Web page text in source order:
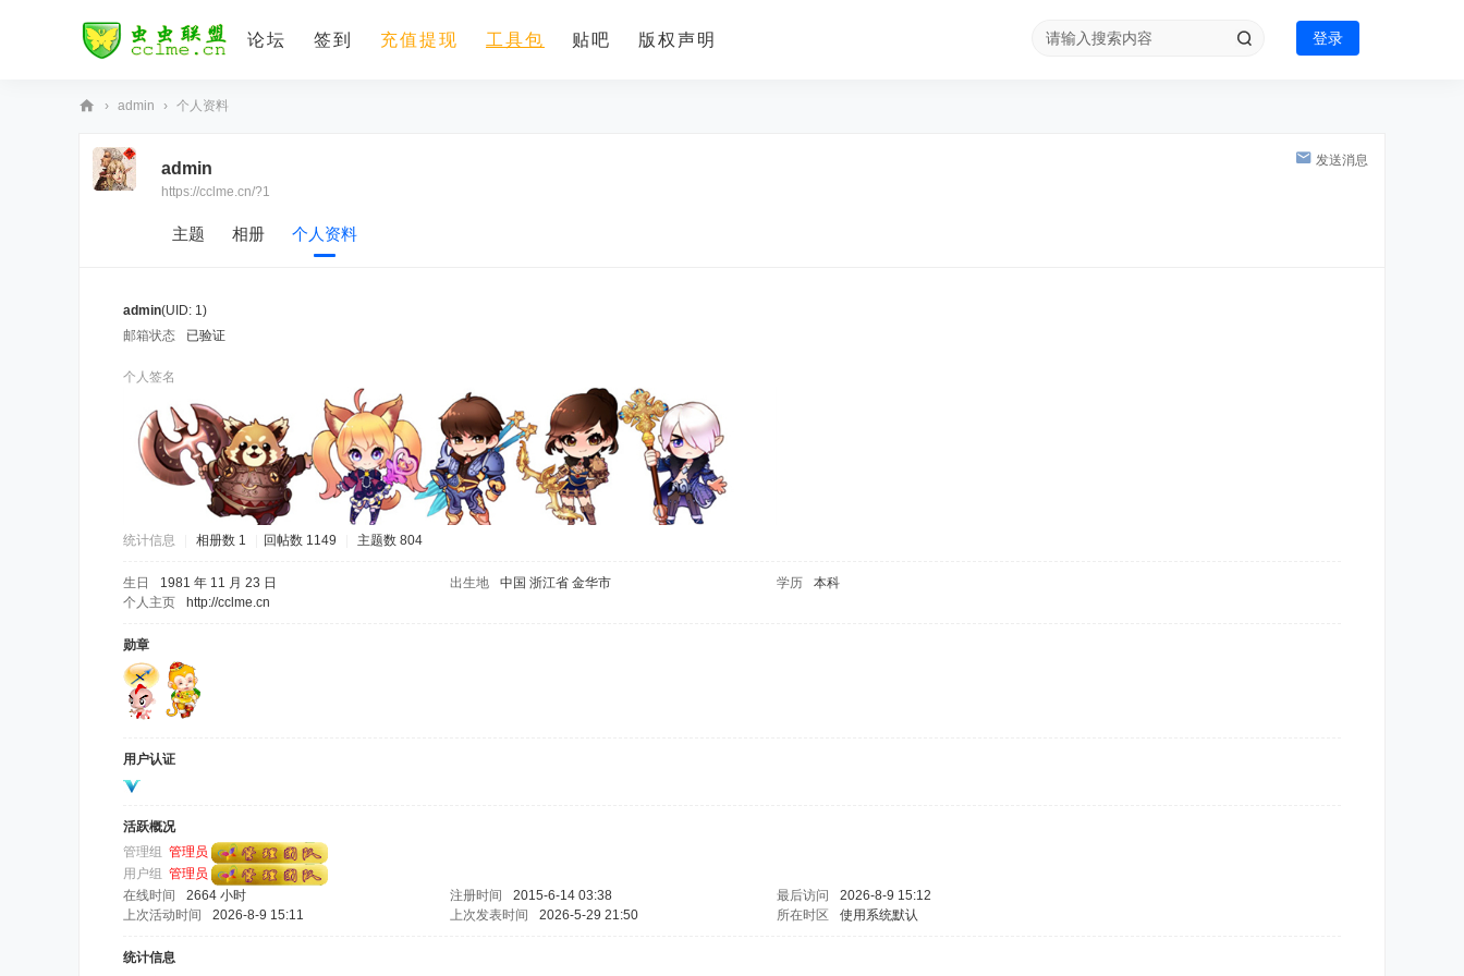
论坛 签到 充值提现 工具包 贴吧 版权声明 登录
› admin › 个人资料
发送消息
admin
https://cclme.cn/?1
主题 相册 个人资料
admin(UID: 1)
邮箱状态
已验证
个人签名
统计信息 相册数 1 回帖数 1149 主题数 804
生日 1981 年 11 月 23 日 出生地 中国 浙江省 金华市 学历
本科
个人主页
http://cclme.cn
勋章
用户认证
活跃概况
管理组 管理员
用户组 管理员
在线时间
2664 小时 注册时间 2015-6-14 03:38 最后访问
2026-8-9 15:12
上次活动时间
2026-8-9 15:11 上次发表时间 2026-5-29 21:50 所在时区 使用系统默认
统计信息